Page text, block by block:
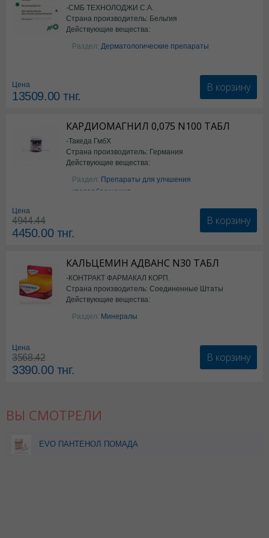
-СМБ ТЕХНОЛОДЖИ С.А.
Страна производитель: Бельгия
Действующие вещества:
Изотретиноин
Раздел: Дерматологические препараты
Цена
13509.00тнг.
В корзину
КАРДИОМАГНИЛ 0,075 N100 ТАБЛ
-Такеда ГмбХ
Страна производитель: Германия
Действующие вещества:
ацетилсалициловая кислота
Раздел: Препараты для улчшения
кровообращения
Цена
4944.44
4450.00тнг.
В корзину
КАЛЬЦЕМИН АДВАНС N30 ТАБЛ
-КОНТРАКТ ФАРМАКАЛ КОРП.
Страна производитель: Соединенные Штаты
Америки
Действующие вещества:
Колекальциферол+Кальция
карбонат
Раздел: Минералы
Цена
3568.42
3390.00тнг.
В корзину
ВЫ СМОТРЕЛИ
EVO ПАНТЕНОЛ ПОМАДА